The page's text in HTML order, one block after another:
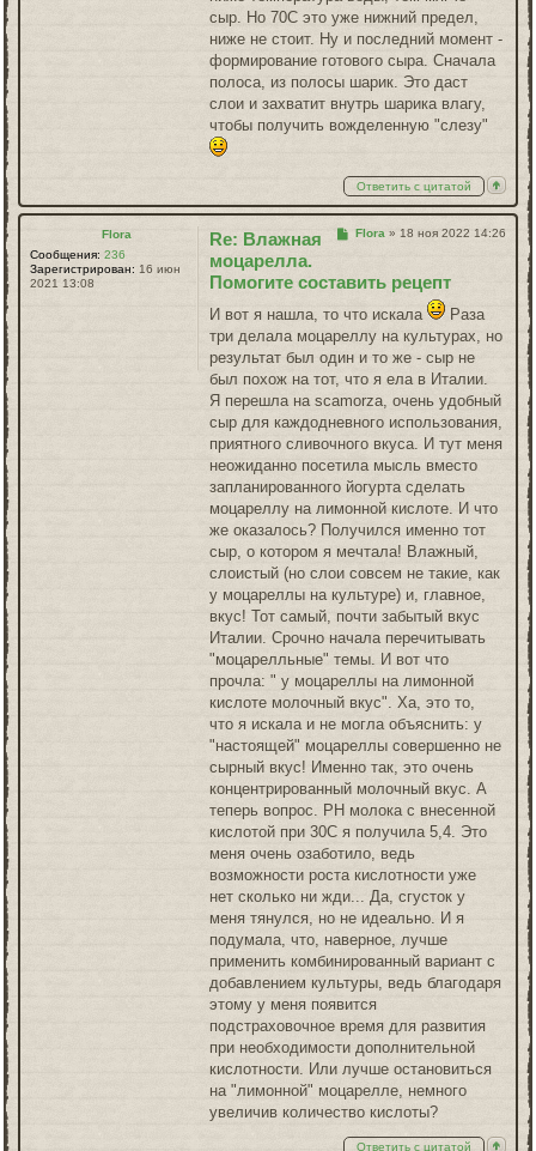
сыр. Но 70С это уже нижний предел,
ниже не стоит. Ну и последний момент -
формирование готового сыра. Сначала
полоса, из полосы шарик. Это даст
слои и захватит внутрь шарика влагу,
чтобы получить вожделенную "слезу"
Ответить с цитатой
Flora
Сообщения: 236
Зарегистрирован: 16 июн
2021 13:08
Сообщение
Flora » 18 ноя 2022 14:26
Re: Влажная
моцарелла.
Помогите составить рецепт
И вот я нашла, то что искала
Раза
три делала моцареллу на культурах, но
результат был один и то же - сыр не
был похож на тот, что я ела в Италии.
Я перешла на scamorza, очень удобный
сыр для каждодневного использования,
приятного сливочного вкуса. И тут меня
неожиданно посетила мысль вместо
запланированного йогурта сделать
моцареллу на лимонной кислоте. И что
же оказалось? Получился именно тот
сыр, о котором я мечтала! Влажный,
слоистый (но слои совсем не такие, как
у моцареллы на культуре) и, главное,
вкус! Тот самый, почти забытый вкус
Италии. Срочно начала перечитывать
"моцарелльные" темы. И вот что
прочла: " у моцареллы на лимонной
кислоте молочный вкус". Ха, это то,
что я искала и не могла объяснить: у
"настоящей" моцареллы совершенно не
сырный вкус! Именно так, это очень
концентрированный молочный вкус. А
теперь вопрос. РН молока с внесенной
кислотой при 30С я получила 5,4. Это
меня очень озаботило, ведь
возможности роста кислотности уже
нет сколько ни жди... Да, сгусток у
меня тянулся, но не идеально. И я
подумала, что, наверное, лучше
применить комбинированный вариант с
добавлением культуры, ведь благодаря
этому у меня появится
подстраховочное время для развития
при необходимости дополнительной
кислотности. Или лучше остановиться
на "лимонной" моцарелле, немного
увеличив количество кислоты?
Ответить с цитатой